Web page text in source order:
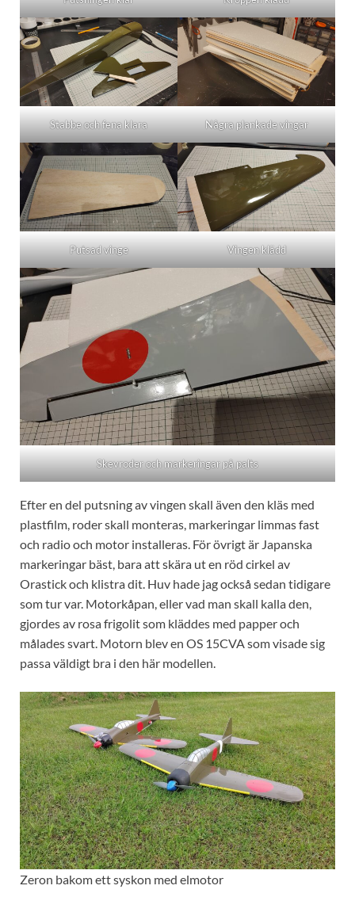
Stabbe och fena klara Några plankade vingar
Putsad vinge Vingen klädd
Skevroder och markeringar på palts
Efter en del putsning av vingen skall även den kläs med
plastfilm, roder skall monteras, markeringar limmas fast
och radio och motor installeras. För övrigt är Japanska
markeringar bäst, bara att skära ut en röd cirkel av
Orastick och klistra dit. Huv hade jag också sedan tidigare
som tur var. Motorkåpan, eller vad man skall kalla den,
gjordes av rosa frigolit som kläddes med papper och
målades svart. Motorn blev en OS 15CVA som visade sig
passa väldigt bra i den här modellen.
Zeron bakom ett syskon med elmotor